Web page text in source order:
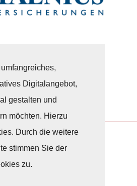
Digitalangebot,
gestalten und
möchten. Hierzu
Durch die weitere
stimmen Sie der
zu.